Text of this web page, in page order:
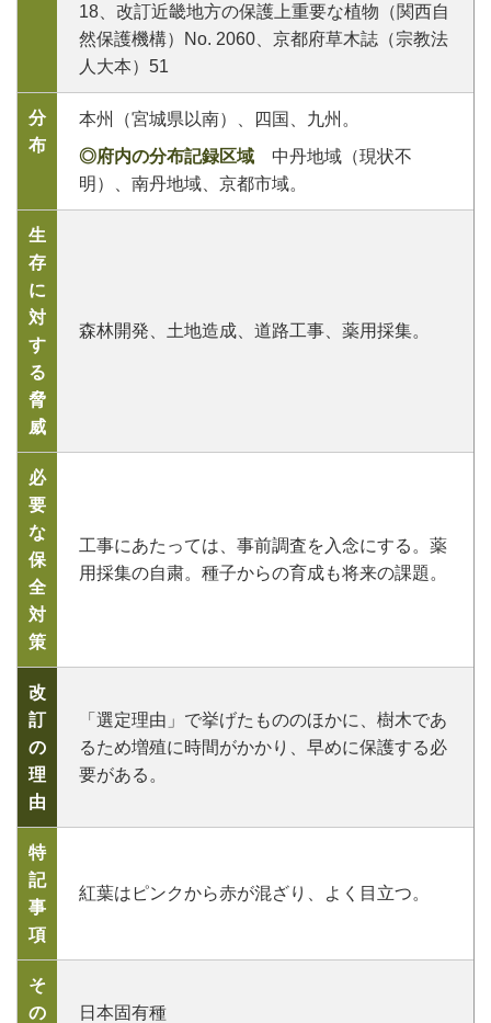
18、改訂近畿地方の保護上重要な植物（関西自
然保護機構）No. 2060、京都府草木誌（宗教法
人大本）51
分
布
本州（宮城県以南）、四国、九州。
◎府内の分布記録区域 中丹地域（現状不
明）、南丹地域、京都市域。
生
存
に
対
す
る
脅
威
森林開発、土地造成、道路工事、薬用採集。
必
要
な
保
全
対
策
工事にあたっては、事前調査を入念にする。薬
用採集の自粛。種子からの育成も将来の課題。
改
訂
の
理
由
「選定理由」で挙げたもののほかに、樹木であ
るため増殖に時間がかかり、早めに保護する必
要がある。
特
記
事
項
紅葉はピンクから赤が混ざり、よく目立つ。
そ
の
日本固有種